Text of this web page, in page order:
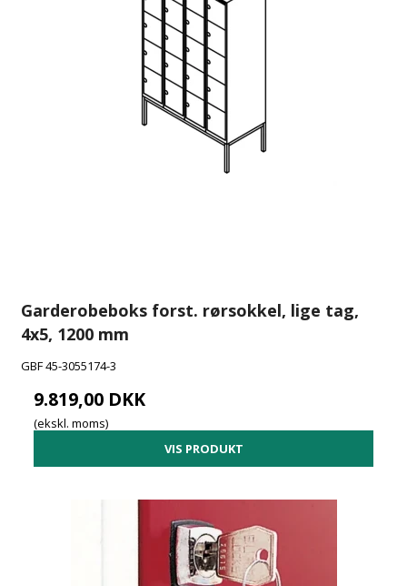
Garderobeboks forst. rørsokkel, lige tag,
4x5, 1200 mm
GBF 45-3055174-3
9.819,00 DKK
(ekskl. moms)
VIS PRODUKT